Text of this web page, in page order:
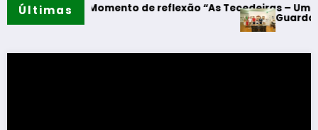
Últimas
– Momento de reflexão “As Tecedeiras – Uma
Guarda –